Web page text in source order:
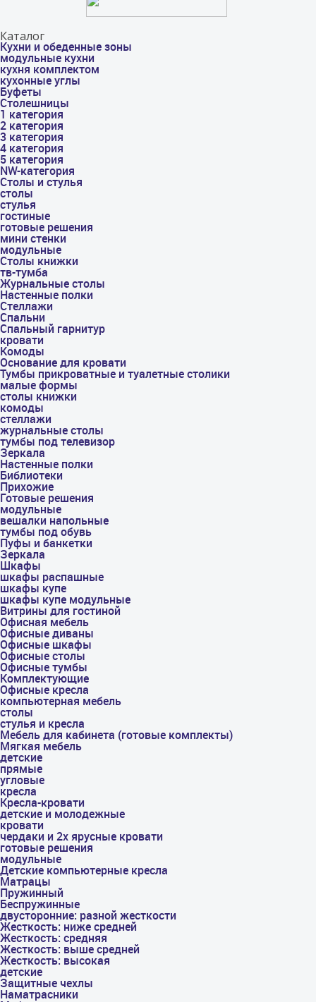
Каталог
Кухни и обеденные зоны
модульные кухни
кухня комплектом
кухонные углы
Буфеты
Столешницы
1 категория
2 категория
3 категория
4 категория
5 категория
NW-категория
Столы и стулья
столы
стулья
гостиные
готовые решения
мини стенки
модульные
Столы книжки
тв-тумба
Журнальные столы
Настенные полки
Стеллажи
Спальни
Спальный гарнитур
кровати
Комоды
Основание для кровати
Тумбы прикроватные и туалетные столики
малые формы
столы книжки
комоды
стеллажи
журнальные столы
тумбы под телевизор
Зеркала
Настенные полки
Библиотеки
Прихожие
Готовые решения
модульные
вешалки напольные
тумбы под обувь
Пуфы и банкетки
Зеркала
Шкафы
шкафы распашные
шкафы купе
шкафы купе модульные
Витрины для гостиной
Офисная мебель
Офисные диваны
Офисные шкафы
Офисные столы
Офисные тумбы
Комплектующие
Офисные кресла
компьютерная мебель
столы
стулья и кресла
Мебель для кабинета (готовые комплекты)
Мягкая мебель
детские
прямые
угловые
кресла
Кресла-кровати
детские и молодежные
кровати
чердаки и 2х ярусные кровати
готовые решения
модульные
Детские компьютерные кресла
Матрацы
Пружинный
Беспружинные
двусторонние: разной жесткости
Жесткость: ниже средней
Жесткость: средняя
Жесткость: выше средней
Жесткость: высокая
детские
Защитные чехлы
Наматрасники